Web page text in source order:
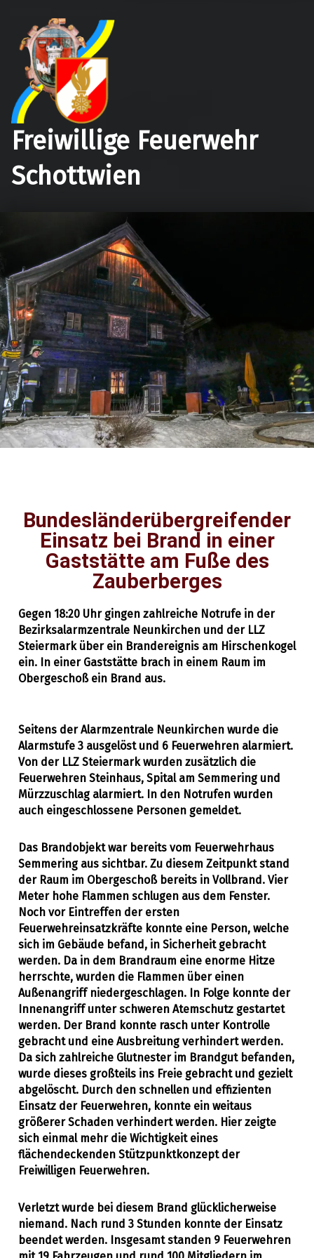
Freiwillige Feuerwehr
Schottwien
Bundesländerübergreifender
Einsatz bei Brand in einer
Gaststätte am Fuße des
Zauberberges
Gegen 18:20 Uhr gingen zahlreiche Notrufe in der
Bezirksalarmzentrale Neunkirchen und der LLZ
Steiermark über ein Brandereignis am Hirschenkogel
ein. In einer Gaststätte brach in einem Raum im
Obergeschoß ein Brand aus.
Seitens der Alarmzentrale Neunkirchen wurde die
Alarmstufe 3 ausgelöst und 6 Feuerwehren alarmiert.
Von der LLZ Steiermark wurden zusätzlich die
Feuerwehren Steinhaus, Spital am Semmering und
Mürzzuschlag alarmiert. In den Notrufen wurden
auch eingeschlossene Personen gemeldet.
Das Brandobjekt war bereits vom Feuerwehrhaus
Semmering aus sichtbar. Zu diesem Zeitpunkt stand
der Raum im Obergeschoß bereits in Vollbrand. Vier
Meter hohe Flammen schlugen aus dem Fenster.
Noch vor Eintreffen der ersten
Feuerwehreinsatzkräfte konnte eine Person, welche
sich im Gebäude befand, in Sicherheit gebracht
werden. Da in dem Brandraum eine enorme Hitze
herrschte, wurden die Flammen über einen
Außenangriff niedergeschlagen. In Folge konnte der
Innenangriff unter schweren Atemschutz gestartet
werden. Der Brand konnte rasch unter Kontrolle
gebracht und eine Ausbreitung verhindert werden.
Da sich zahlreiche Glutnester im Brandgut befanden,
wurde dieses großteils ins Freie gebracht und gezielt
abgelöscht. Durch den schnellen und effizienten
Einsatz der Feuerwehren, konnte ein weitaus
größerer Schaden verhindert werden. Hier zeigte
sich einmal mehr die Wichtigkeit eines
flächendeckenden Stützpunktkonzept der
Freiwilligen Feuerwehren.
Verletzt wurde bei diesem Brand glücklicherweise
niemand. Nach rund 3 Stunden konnte der Einsatz
beendet werden. Insgesamt standen 9 Feuerwehren